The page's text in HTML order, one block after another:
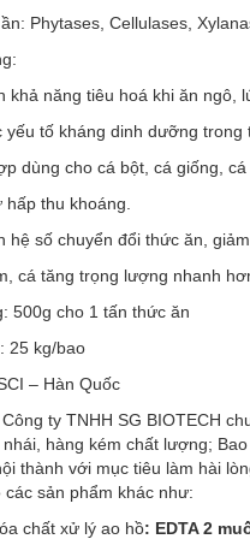
Phytases, Cellulases,
khả năng tiêu hoá khi ăn ngô,
yếu tố kháng dinh dưỡng trong
dùng cho cá bột, cá giống, cá
thu khoáng.
hệ số chuyển đổi thức ăn,
cá tăng trọng lượng nhanh
500g cho 1 tấn thức ăn
25 kg/bao
– Hàn Quốc
ty TNHH SG BIOTECH
hàng kém chất lượng;
thành với mục tiêu làm hài
các sản phẩm khác như:
chất xử lý ao hồ: EDTA 2